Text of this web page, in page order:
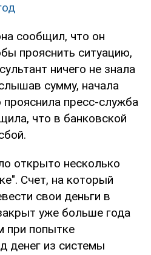
сообщил, что он
прояснить ситуацию,
ничего не знала
сумму, начала
прояснила пресс-служба
что в банковской
открыто несколько
Счет, на который
свои деньги в
уже больше года
при попытке
денег из системы